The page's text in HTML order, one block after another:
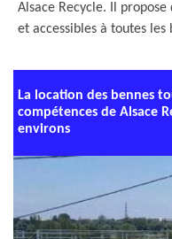
Alsace Recycle. Il
et accessibles à toutes les
La location des bennes
compétences de Alsace
environs